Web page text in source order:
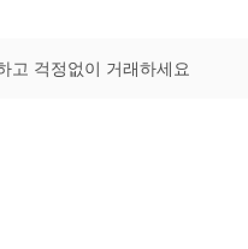
고 걱정없이 거래하세요